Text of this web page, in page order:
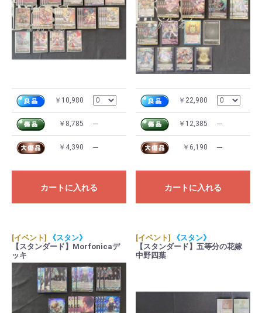
￥10,980
￥8,785 ---
￥4,390 ---
カートに入れる
￥22,980
￥12,385 ---
￥6,190 ---
カートに入れる
[イベント]
《スタン》
【スタンダード】Morfonicaデ
ッキ
[イベント]
《スタン》
【スタンダード】五等分の花嫁
中野四葉